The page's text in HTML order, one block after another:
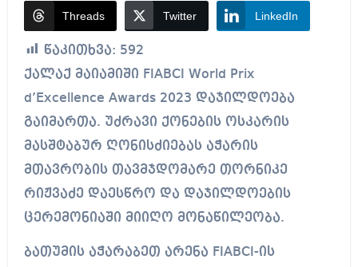
Threads Twitter LinkedIn
წაკითხვა: 592
ქალაქ მაიამიში FIABCI World Prix
d’Excellence Awards 2023 დაჯილდოება
გაიმართა. უძრავი ქონების ოსკარის
მასშტაბურ ღონისძიებას აჭარის
მთავრობის თავმჯდომარე თორნიკე
რიჟვაძე დაესწრო და დაჯილდოების
ცერემონიაში მიიღო მონაწილეობა.
ბათუმის აჭარაბეთ არენა FIABCI-ის